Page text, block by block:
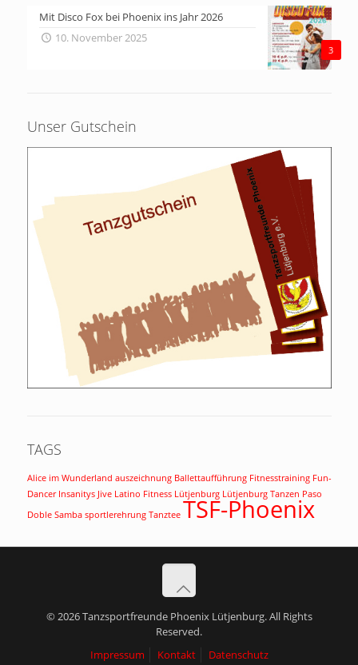
3
Mit Disco Fox bei Phoenix ins Jahr 2026
10. November 2025
Unser Gutschein
TAGS
Alice im Wunderland auszeichnung Ballettaufführung Fitnesstraining Fun-
Dancer Insanitys Jive Latino Fitness Lütjenburg Lütjenburg Tanzen Paso
Doble Samba sportlerehrung Tanztee TSF-Phoenix
© 2026 Tanzsportfreunde Phoenix Lütjenburg. All Rights
Reserved.
Impressum
Kontakt Datenschutz